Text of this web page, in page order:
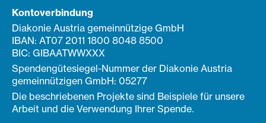
Kontoverbindung
Diakonie Austria gemeinnützige GmbH
IBAN: AT07 2011 1800 8048 8500
BIC: GIBAATWWXXX
Spendengütesiegel-Nummer der Diakonie Austria
gemeinnützigen GmbH: 05277
Die beschriebenen Projekte sind Beispiele für unsere
Arbeit und die Verwendung Ihrer Spende.